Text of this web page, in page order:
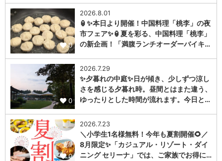
0
2026.8.01
🏮✨本日より開催！中国料理「桃李」の夜
市フェア✨🏮夏を彩る、中国料理「桃李」
の新企画！「満腹ランチオーダーバイキ…
0
2026.7.29
✨夕暮れの中庭✨日が傾き、少しずつ涼し
さを感じる夕暮れ時。昼間とはまた違う、
ゆったりとした時間が流れます。今日と…
0
2026.7.23
＼小学生1名様無料！今年も夏割開催🌻／
8月限定✨「カジュアル・リゾート・ダイ
ニング セリーナ」では、ご家族でお得に…